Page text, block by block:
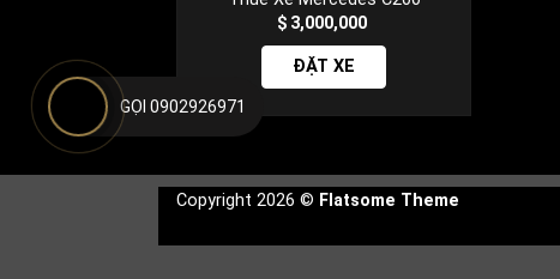
3,000,000
ĐẶT XE
Copyright 2026 © Flatsome Theme
GỌI 0902926971